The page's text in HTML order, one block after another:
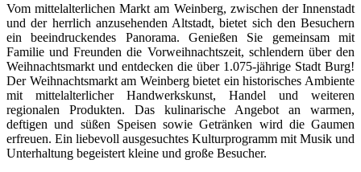
Vom mittelalterlichen Markt am Weinberg, zwischen der Innenstadt
und der herrlich anzusehenden Altstadt, bietet sich den Besuchern
ein beeindruckendes Panorama. Genießen Sie gemeinsam mit
Familie und Freunden die Vorweihnachtszeit, schlendern über den
Weihnachtsmarkt und entdecken die über 1.075-jährige Stadt Burg!
Der Weihnachtsmarkt am Weinberg bietet ein historisches Ambiente
mit mittelalterlicher Handwerkskunst, Handel und weiteren
regionalen Produkten. Das kulinarische Angebot an warmen,
deftigen und süßen Speisen sowie Getränken wird die Gaumen
erfreuen. Ein liebevoll ausgesuchtes Kulturprogramm mit Musik und
Unterhaltung begeistert kleine und große Besucher.